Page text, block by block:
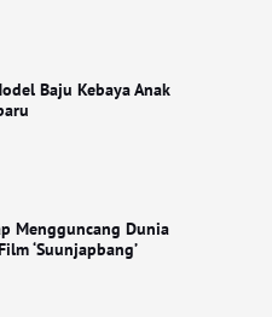
Baju Kebaya Anak
Mengguncang Dunia
‘Suunjapbang’